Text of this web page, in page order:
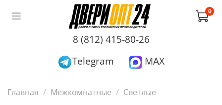
0
8 (812) 415-80-26
Telegram
MAX
Главная Межкомнатные Светлые